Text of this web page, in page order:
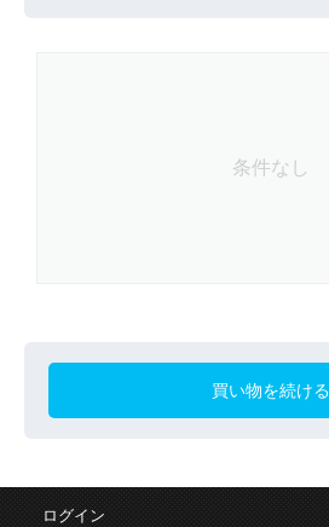
条件なし
買い物を続ける
ログイン